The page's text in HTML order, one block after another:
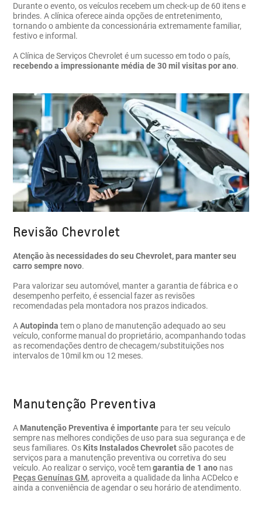
Durante o evento, os veículos recebem um check-up de 60 itens e
brindes. A clínica oferece ainda opções de entretenimento,
tornando o ambiente da concessionária extremamente familiar,
festivo e informal.
A Clínica de Serviços Chevrolet é um sucesso em todo o país,
recebendo a impressionante média de 30 mil visitas por ano.
Revisão Chevrolet
Atenção às necessidades do seu Chevrolet, para manter seu
carro sempre novo.
Para valorizar seu automóvel, manter a garantia de fábrica e o
desempenho perfeito, é essencial fazer as revisões
recomendadas pela montadora nos prazos indicados.
AAutopinda tem o plano de manutenção adequado ao seu
veículo, conforme manual do proprietário, acompanhando todas
as recomendações dentro de checagem/substituições nos
intervalos de 10mil km ou 12 meses.
Manutenção Preventiva
A Manutenção Preventiva é importante para ter seu veículo
sempre nas melhores condições de uso para sua segurança e de
seus familiares. Os Kits Instalados Chevrolet são pacotes de
serviços para a manutenção preventiva ou corretiva do seu
veículo. Ao realizar o serviço, você temgarantia de 1 ano nas
Peças Genuínas GM, aproveita a qualidade da linha ACDelco e
ainda a conveniência de agendar o seu horário de atendimento.